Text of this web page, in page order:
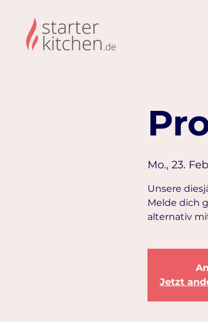
Mo., 23.
Unsere
Melde dich
alternativ
Jetzt